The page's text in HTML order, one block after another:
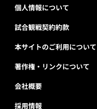
個人情報について
試合観戦契約約款
本サイトのご利用について
著作権・リンクについて
会社概要
採用情報